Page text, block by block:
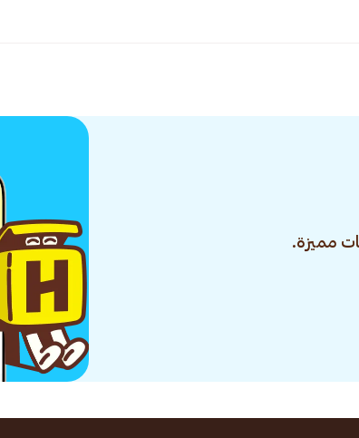
مميزة.